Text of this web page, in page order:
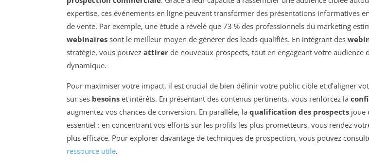
expertise, ces événements en ligne peuvent transformer des présentations informatives
de vente. Par exemple, une étude a révélé que 73 % des professionnels du marketing
webinaires sont le meilleur moyen de générer des leads qualifiés. En intégrant des
stratégie, vous pouvez attirer de nouveaux prospects, tout en engageant votre audience
dynamique.
Pour maximiser votre impact, il est crucial de bien définir votre public cible et d’aligner
sur ses besoins et intérêts. En présentant des contenus pertinents, vous renforcez la
augmentez vos chances de conversion. En parallèle, la qualification des prospects joue
essentiel : en concentrant vos efforts sur les profils les plus prometteurs, vous rendez
plus efficace. Pour explorer davantage de techniques de prospection, vous pouvez
ressource utile.